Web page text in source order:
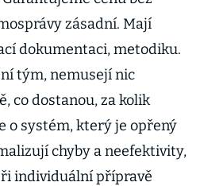
zásadní. Mají
dokumentaci, metodiku.
tým, nemusejí nic
co dostanou, za kolik
o systém, který je opřený
chyby a neefektivity,
individuální přípravě